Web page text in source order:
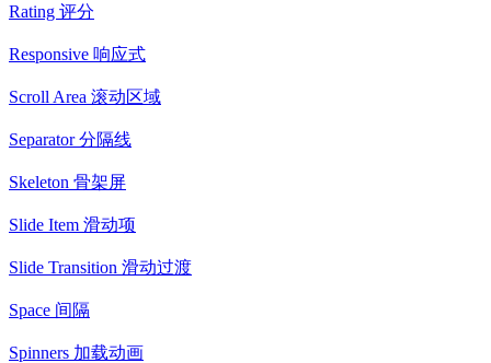
Rating 评分
Responsive 响应式
Scroll Area 滚动区域
Separator 分隔线
Skeleton 骨架屏
Slide Item 滑动项
Slide Transition 滑动过渡
Space 间隔
Spinners 加载动画